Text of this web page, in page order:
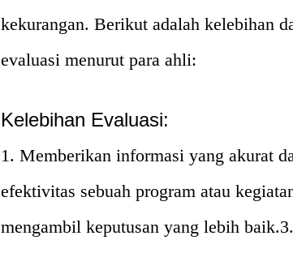
kekurangan. Berikut adalah kelebihan
evaluasi menurut para ahli:
Kelebihan Evaluasi:
1. Memberikan informasi yang akurat
efektivitas sebuah program atau
mengambil keputusan yang lebih